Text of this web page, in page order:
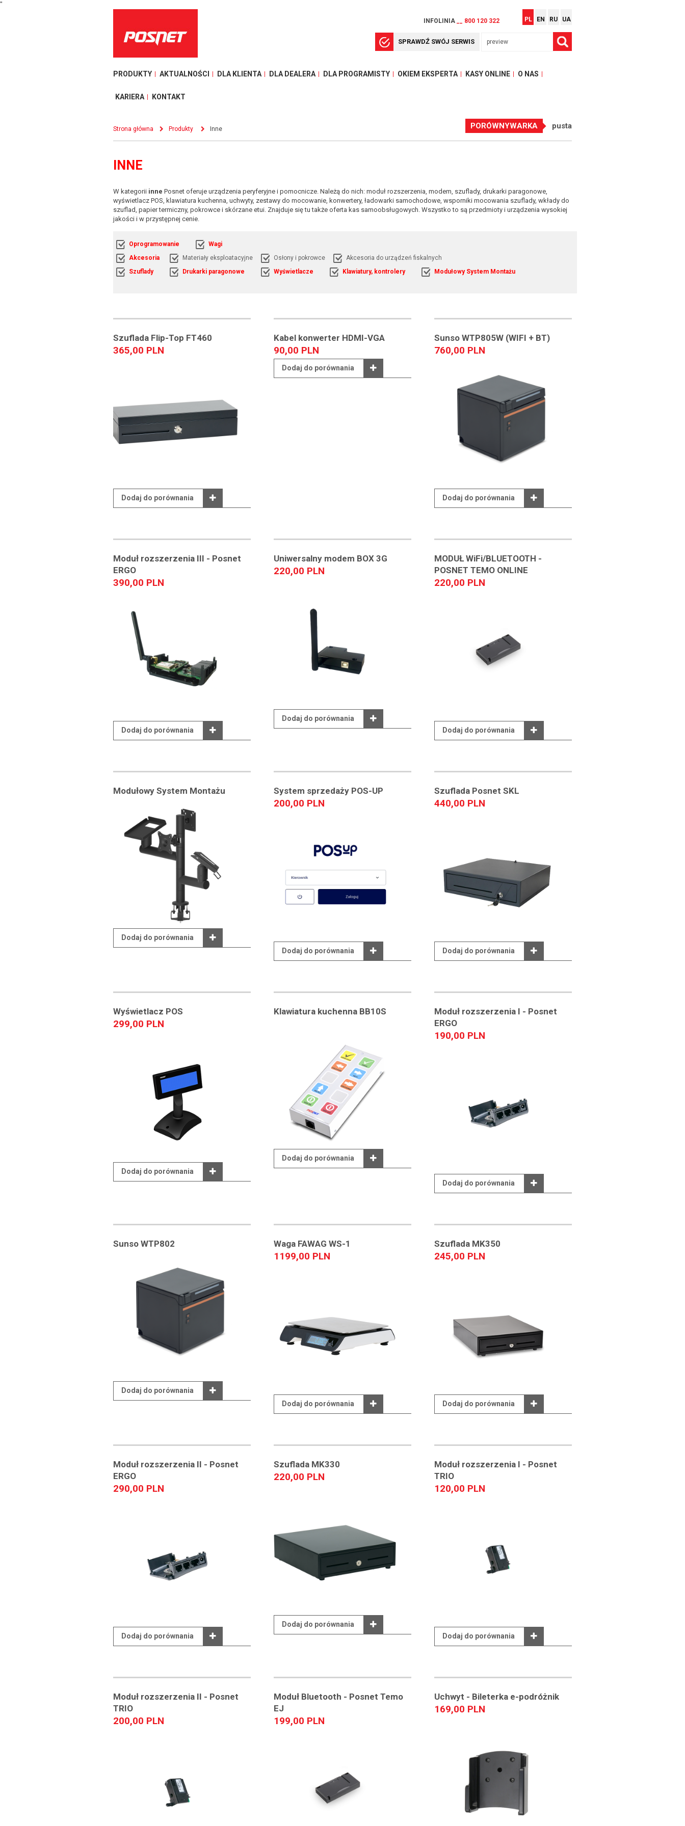
"
INFOLINIA __ 800 120 322 PL EN RU UA
SPRAWDŹ SWÓJ SERWIS
PRODUKTY AKTUALNOŚCI DLA KLIENTA DLA DEALERA DLA PROGRAMISTY OKIEM EKSPERTA KASY ONLINE O NAS
KARIERA KONTAKT
Strona główna Produkty Inne PORÓWNYWARKA pusta
INNE
W kategorii inne Posnet oferuje urządzenia peryferyjne i pomocnicze. Należą do nich: moduł rozszerzenia, modem, szuflady, drukarki paragonowe,
wyświetlacz POS, klawiatura kuchenna, uchwyty, zestawy do mocowanie, konwertery, ładowarki samochodowe, wsporniki mocowania szuflady, wkłady do
szuflad, papier termiczny, pokrowce i skórzane etui. Znajduje się tu także oferta kas samoobsługowych. Wszystko to są przedmioty i urządzenia wysokiej
jakości i w przystępnej cenie.
Oprogramowanie
Wagi
Akcesoria
Materiały eksploatacyjne Osłony i pokrowce
Akcesoria do urządzeń fiskalnych
Szuflady
Drukarki paragonowe Wyświetlacze Klawiatury, kontrolery Modułowy System Montażu
Szuflada Flip-Top FT460
365,00 PLN
Dodaj do porównania
Kabel konwerter HDMI-VGA
90,00 PLN
Dodaj do porównania
Sunso WTP805W (WIFI + BT)
760,00 PLN
Dodaj do porównania
Moduł rozszerzenia III - Posnet
ERGO
390,00 PLN
Dodaj do porównania
Uniwersalny modem BOX 3G
220,00 PLN
Dodaj do porównania
MODUŁ WiFi/BLUETOOTH -
POSNET TEMO ONLINE
220,00 PLN
Dodaj do porównania
Modułowy System Montażu
Dodaj do porównania
System sprzedaży POS-UP
200,00 PLN
Dodaj do porównania
Szuflada Posnet SKL
440,00 PLN
Dodaj do porównania
Wyświetlacz POS
299,00 PLN
Dodaj do porównania
Klawiatura kuchenna BB10S
Dodaj do porównania
Moduł rozszerzenia I - Posnet
ERGO
190,00 PLN
Dodaj do porównania
Sunso WTP802
Dodaj do porównania
Waga FAWAG WS-1
1199,00 PLN
Dodaj do porównania
Szuflada MK350
245,00 PLN
Dodaj do porównania
Moduł rozszerzenia II - Posnet
ERGO
290,00 PLN
Dodaj do porównania
Szuflada MK330
220,00 PLN
Dodaj do porównania
Moduł rozszerzenia I - Posnet
TRIO
120,00 PLN
Dodaj do porównania
Moduł rozszerzenia II - Posnet
TRIO
200,00 PLN
Moduł Bluetooth - Posnet Temo
EJ
199,00 PLN
Uchwyt - Bileterka e-podróżnik
169,00 PLN